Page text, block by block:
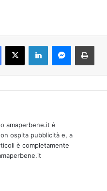
amaperbene.it è
ospita pubblicità e, a
è completamente